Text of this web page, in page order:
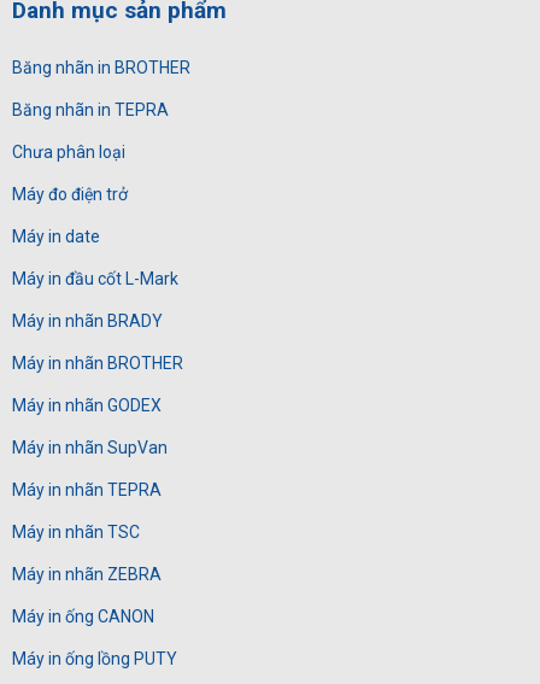
Danh mục sản phẩm
Băng nhãn in BROTHER
Băng nhãn in TEPRA
Chưa phân loại
Máy đo điện trở
Máy in date
Máy in đầu cốt L-Mark
Máy in nhãn BRADY
Máy in nhãn BROTHER
Máy in nhãn GODEX
Máy in nhãn SupVan
Máy in nhãn TEPRA
Máy in nhãn TSC
Máy in nhãn ZEBRA
Máy in ống CANON
Máy in ống lồng PUTY